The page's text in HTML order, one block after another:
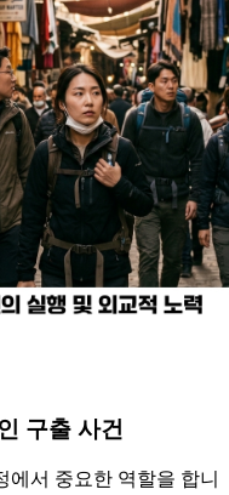
구출 사건
서 중요한 역할을 합니